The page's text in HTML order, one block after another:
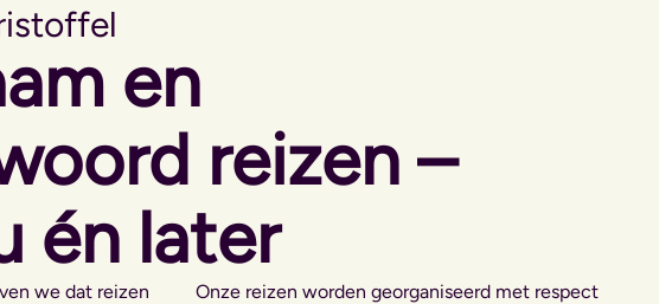
en
reizen –
én later
we dat reizen
Onze reizen worden georganiseerd met respect